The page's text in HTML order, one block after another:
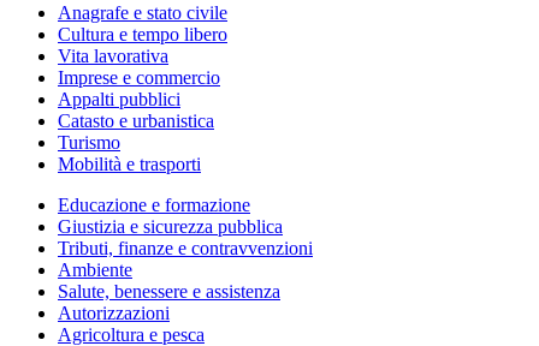
Anagrafe e stato civile
Cultura e tempo libero
Vita lavorativa
Imprese e commercio
Appalti pubblici
Catasto e urbanistica
Turismo
Mobilità e trasporti
Educazione e formazione
Giustizia e sicurezza pubblica
Tributi, finanze e contravvenzioni
Ambiente
Salute, benessere e assistenza
Autorizzazioni
Agricoltura e pesca